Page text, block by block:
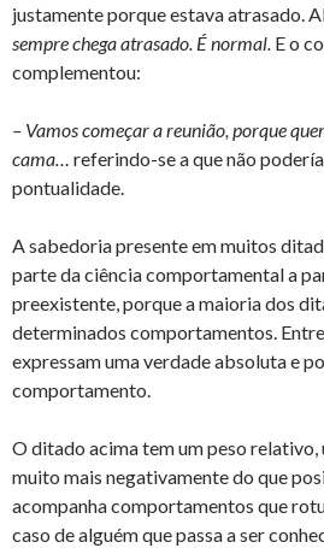
justamente porque estava atrasado.
sempre chega atrasado. É normal. E o
complementou:
– Vamos começar a reunião, porque
cama…
referindo-se a que não
pontualidade.
A sabedoria presente em muitos
parte da ciência comportamental a
preexistente, porque a maioria dos
determinados comportamentos.
expressam uma verdade absoluta e
comportamento.
O ditado acima tem um peso relativo,
muito mais negativamente do que
acompanha comportamentos que
caso de alguém que passa a ser